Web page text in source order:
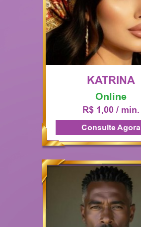
KATRINA
Online
R$ 1,00 / min.
Consulte Agora